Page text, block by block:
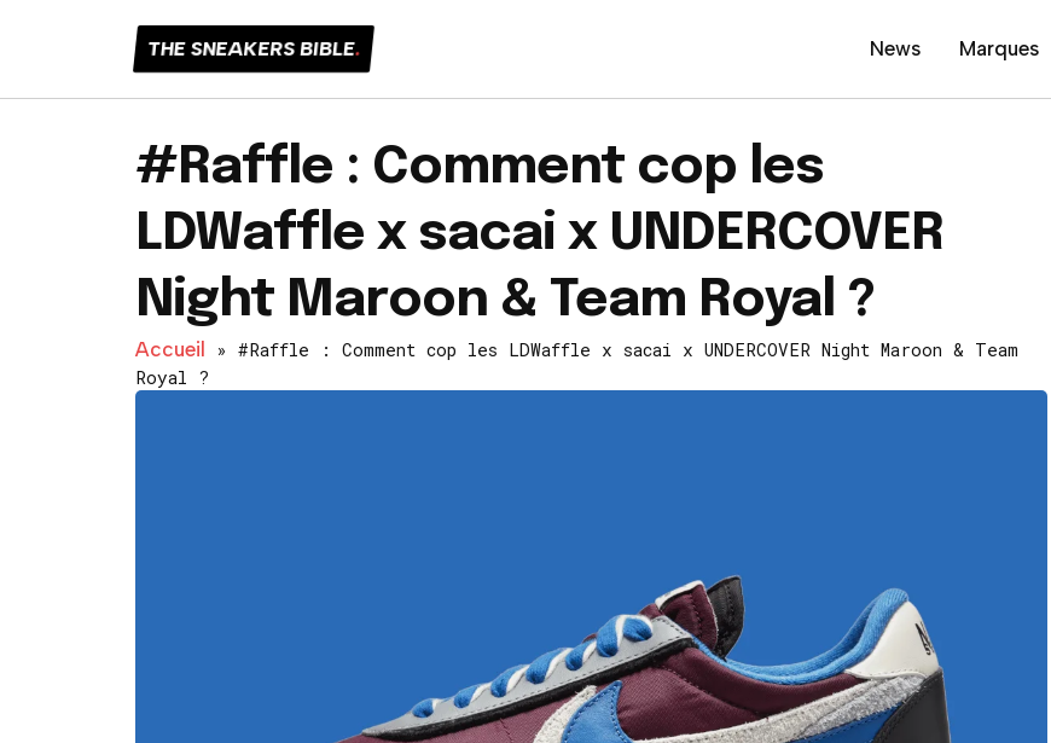
THE SNEAKERS BIBLE. News Marques
#Raffle : Comment cop les
LDWaffle x sacai x UNDERCOVER
Night Maroon & Team Royal ?
Accueil » #Raffle : Comment cop les LDWaffle x sacai x UNDERCOVER Night Maroon & Team
Royal ?